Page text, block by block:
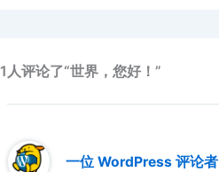
1人评论了“世界，您好！”
一位 WordPress 评论者